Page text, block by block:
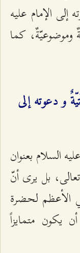
إلى الإمام عليه
وموضوعيّةٌ، كما
و دعوته إلى
السلام بعنوان
بل يرى أنّ
الأعظم لحضرة
يكون متمايزاً